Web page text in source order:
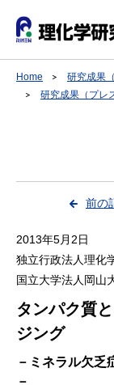
Home
研究成果
研究成果（プレ
前の
2013年5月2日
独立行政法人理化
国立大学法人岡山
タンパク質
ジング
－ミネラル欠乏
－